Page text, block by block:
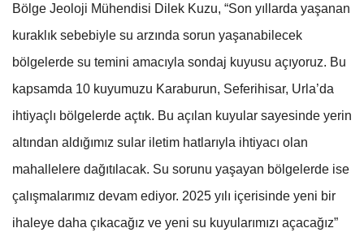
Bölge Jeoloji Mühendisi Dilek Kuzu, “Son yıllarda yaşanan
kuraklık sebebiyle su arzında sorun yaşanabilecek
bölgelerde su temini amacıyla sondaj kuyusu açıyoruz. Bu
kapsamda 10 kuyumuzu Karaburun, Seferihisar, Urla’da
ihtiyaçlı bölgelerde açtık. Bu açılan kuyular sayesinde yerin
altından aldığımız sular iletim hatlarıyla ihtiyacı olan
mahallelere dağıtılacak. Su sorunu yaşayan bölgelerde ise
çalışmalarımız devam ediyor. 2025 yılı içerisinde yeni bir
ihaleye daha çıkacağız ve yeni su kuyularımızı açacağız”